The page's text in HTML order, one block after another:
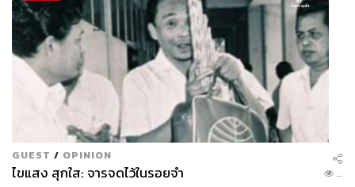
GUEST / OPINION
ไขแสง สุกใส: จารจดไว้ในรอยจำ ...